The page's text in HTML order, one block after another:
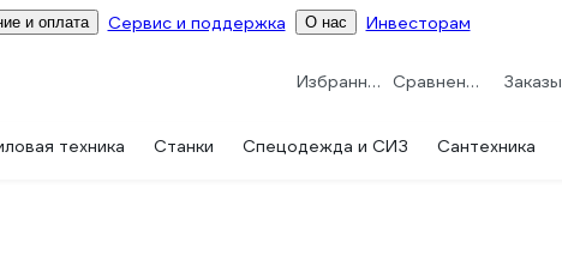
и оплата Сервис и поддержка О нас Инвесторам
Избранное Сравнение Заказы
техника Станки Спецодежда и СИЗ Сантехника